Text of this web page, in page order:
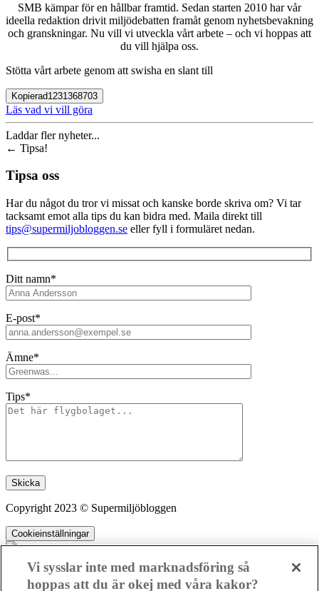
SMB kämpar för en hållbar framtid. Sedan starten 2010 har vår
ideella redaktion drivit miljödebatten framåt genom nyhetsbevakning
och granskningar. Nu vill vi utveckla vårt arbete – och vi hoppas att
du vill hjälpa oss.
Stötta vårt arbete genom att swisha en slant till
Kopierad1231368703
Läs vad vi vill göra
Laddar fler nyheter...
← Tipsa!
Tipsa oss
Har du något du tror vi missat och kanske borde skriva om? Vi tar
tacksamt emot alla tips du kan bidra med. Maila direkt till
tips@supermiljobloggen.se eller fyll i formuläret nedan.
Ditt namn*
E-post*
Ämne*
Tips*
Lämna detta fält tomt.
Copyright 2023 © Supermiljöbloggen
Cookieinställningar
Vi sysslar inte med marknadsföring så
hoppas att du är okej med våra kakor?